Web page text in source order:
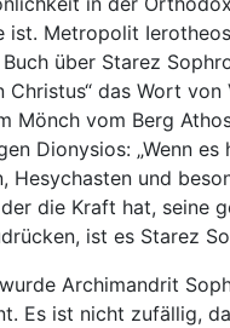
ist. Metropolit
über Starez
Christus“ das Wort von
Mönch vom Berg
Dionysios: „Wenn es
Hesychasten und
die Kraft hat, seine
ist es Starez
Archimandrit
Es ist nicht zufällig,